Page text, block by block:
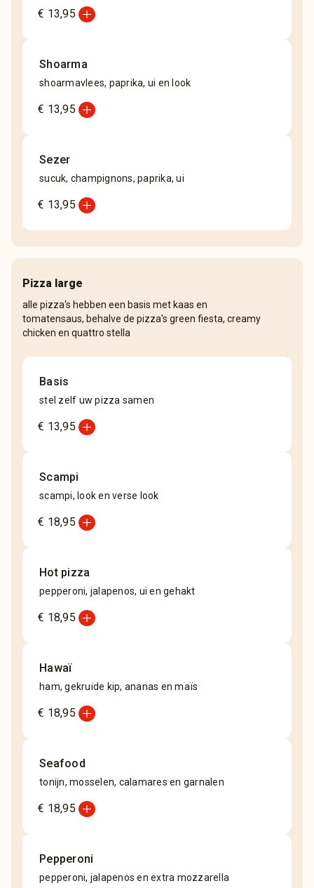
€ 13,95 add_circle
Shoarma
shoarmavlees, paprika, ui en look
€ 13,95 add_circle
Sezer
sucuk, champignons, paprika, ui
€ 13,95 add_circle
Pizza large
alle pizza's hebben een basis met kaas en
tomatensaus, behalve de pizza's green fiesta, creamy
chicken en quattro stella
Basis
stel zelf uw pizza samen
€ 13,95 add_circle
Scampi
scampi, look en verse look
€ 18,95 add_circle
Hot pizza
pepperoni, jalapenos, ui en gehakt
€ 18,95 add_circle
Hawaï
ham, gekruide kip, ananas en maïs
€ 18,95 add_circle
Seafood
tonijn, mosselen, calamares en garnalen
€ 18,95 add_circle
Pepperoni
pepperoni, jalapenos en extra mozzarella